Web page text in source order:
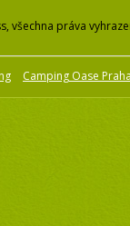
všechna práva
Camping Oase